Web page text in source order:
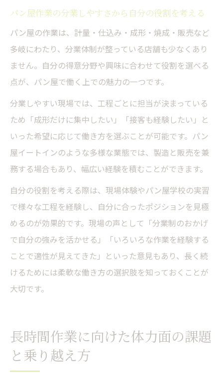
パン屋作業の分業しやすさから自分の役割を考える
パン屋の作業は、計量・仕込み・成形・焼成・販売など
多岐にわたり、分業体制が整っている店舗も少なくあり
ません。自分の得意分野や興味に合わせて役割を選べる
点が、パン屋で働く上での魅力の一つです。
分業しやすい現場では、工程ごとに担当が決まっている
ため「成形だけに集中したい」「接客も経験したい」と
いった希望に応じて働き方を選ぶことが可能です。パン
屋イートインのような多様な業態では、製造と販売を兼
務する場合もあり、幅広い経験を積むことができます。
自分の役割を考える際は、現場体験やパン屋学校の実習
で様々な工程を経験し、自分に合ったポジションを見極
めるのが効果的です。現場の声として「分業制のおかげ
で自分の強みを活かせる」「いろいろな作業を経験する
ことで適性が見えてきた」といった意見もあり、長く続
けるためには柔軟な働き方の選択肢を知っておくことが
大切です。
長時間作業に向けた体力面の課題
と乗り越え方